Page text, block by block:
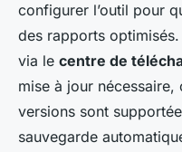
configurer l’outil pour
des rapports
via le centre de
mise à jour nécessaire,
versions sont
sauvegarde